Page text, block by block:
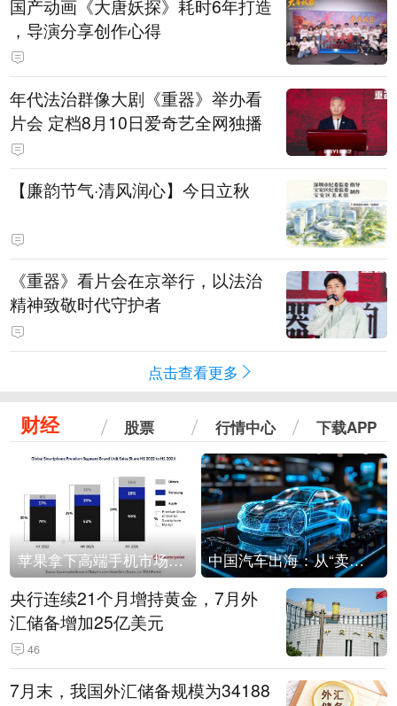
国产动画《大唐妖探》耗时6年打造
，导演分享创作心得
年代法治群像大剧《重器》举办看
片会 定档8月10日爱奇艺全网独播
【廉韵节气·清风润心】今日立秋
《重器》看片会在京举行，以法治
精神致敬时代守护者
点击查看更多
财经 股票 行情中心 下载APP
苹果拿下高端手机市场65%的份额：iPhone 17系列功不可没 中国汽车出海：从“卖出去”到“走进去”
央行连续21个月增持黄金，7月外
汇储备增加25亿美元
46
7月末，我国外汇储备规模为34188